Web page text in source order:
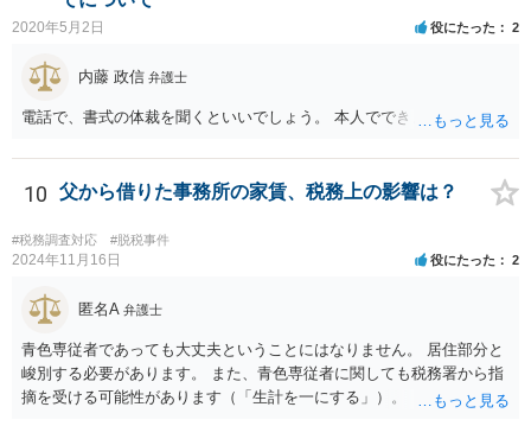
2020年5月2日 役にたった 2
内藤 政信 弁護士
電話で、書式の体裁を聞くといいでしょう。 本人でできますね。
10 父から借りた事務所の家賃、税務上の影響は？
#税務調査対応 #脱税事件
2024年11月16日 役にたった 2
匿名A 弁護士
青色専従者であっても大丈夫ということにはなりません。 居住部分と
峻別する必要があります。 また、青色専従者に関しても税務署から指
摘を受ける可能性があります（「生計を一にする」）。